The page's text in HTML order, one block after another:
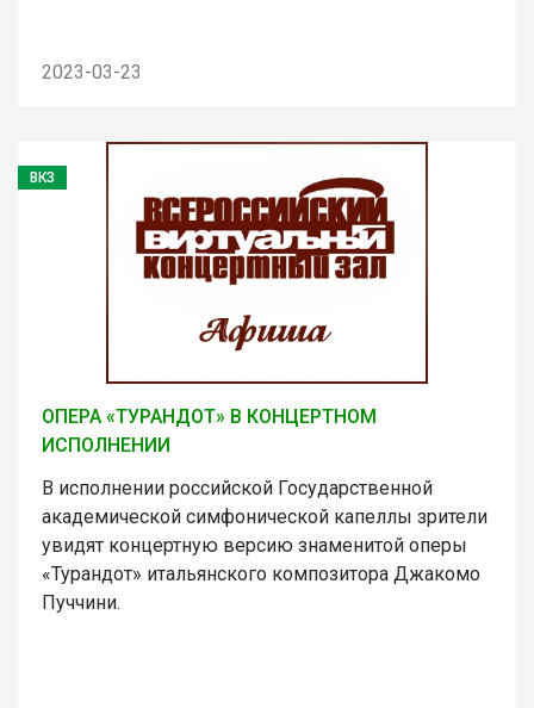
2023-03-23
ВКЗ
ОПЕРА «ТУРАНДОТ» В КОНЦЕРТНОМ
ИСПОЛНЕНИИ
В исполнении российской Государственной
академической симфонической капеллы зрители
увидят концертную версию знаменитой оперы
«Турандот» итальянского композитора Джакомо
Пуччини.